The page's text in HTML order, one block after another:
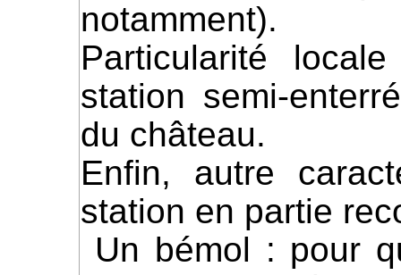
notamment).
Particularité
station semi-
du château.
Enfin, autre
station en partie
Un bémol : pour que tout cela soit efficace